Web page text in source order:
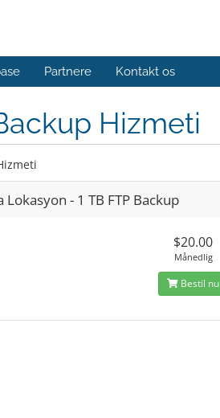
Partnere Kontakt os
Hizmeti
Lokasyon - 1 TB FTP Backup
$20.00
Månedlig
Bestil nu